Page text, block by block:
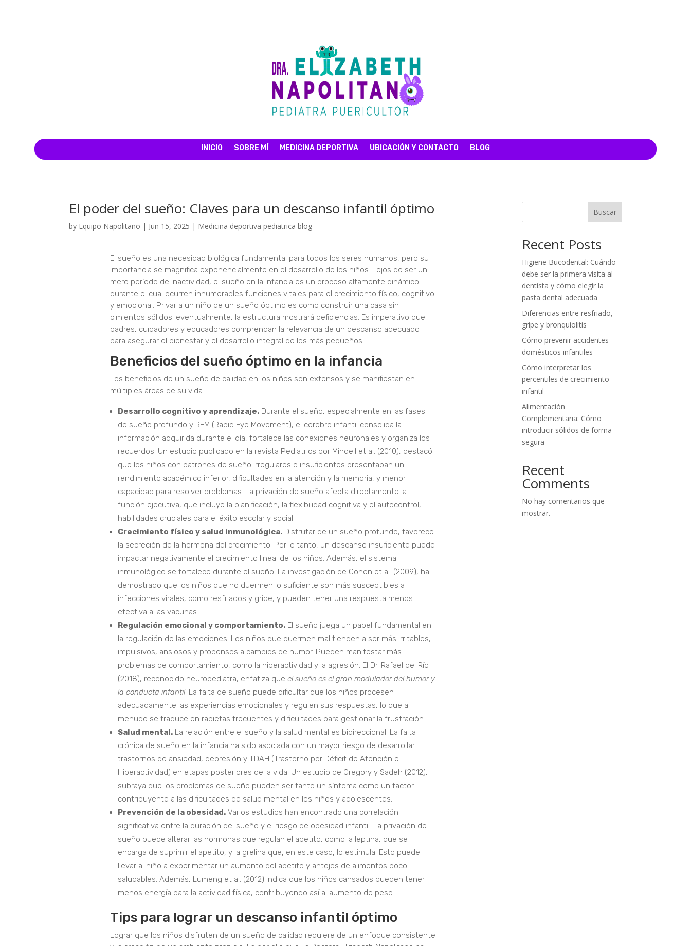
INICIO SOBRE MÍ MEDICINA DEPORTIVA UBICACIÓN Y CONTACTO BLOG
El poder del sueño: Claves para un descanso infantil óptimo
by Equipo Napolitano | Jun 15, 2025 | Medicina deportiva pediatrica blog
El sueño es una necesidad biológica fundamental para todos los seres humanos, pero su
importancia se magnifica exponencialmente en el desarrollo de los niños. Lejos de ser un
mero período de inactividad, el sueño en la infancia es un proceso altamente dinámico
durante el cual ocurren innumerables funciones vitales para el crecimiento físico, cognitivo
y emocional. Privar a un niño de un sueño óptimo es como construir una casa sin
cimientos sólidos; eventualmente, la estructura mostrará deficiencias. Es imperativo que
padres, cuidadores y educadores comprendan la relevancia de un descanso adecuado
para asegurar el bienestar y el desarrollo integral de los más pequeños.
Beneficios del sueño óptimo en la infancia
Los beneficios de un sueño de calidad en los niños son extensos y se manifiestan en
múltiples áreas de su vida.
Desarrollo cognitivo y aprendizaje.Durante el sueño, especialmente en las fases
de sueño profundo y REM (Rapid Eye Movement), el cerebro infantil consolida la
información adquirida durante el día, fortalece las conexiones neuronales y organiza los
recuerdos. Un estudio publicado en la revista Pediatrics por Mindell et al. (2010), destacó
que los niños con patrones de sueño irregulares o insuficientes presentaban un
rendimiento académico inferior, dificultades en la atención y la memoria, y menor
capacidad para resolver problemas. La privación de sueño afecta directamente la
función ejecutiva, que incluye la planificación, la flexibilidad cognitiva y el autocontrol,
habilidades cruciales para el éxito escolar y social.
Crecimiento físico y salud inmunológica.Disfrutar de un sueño profundo, favorece
la secreción de la hormona del crecimiento. Por lo tanto, un descanso insuficiente puede
impactar negativamente el crecimiento lineal de los niños. Además, el sistema
inmunológico se fortalece durante el sueño. La investigación de Cohen et al. (2009), ha
demostrado que los niños que no duermen lo suficiente son más susceptibles a
infecciones virales, como resfriados y gripe, y pueden tener una respuesta menos
efectiva a las vacunas.
Regulación emocional y comportamiento.El sueño juega un papel fundamental en
la regulación de las emociones. Los niños que duermen mal tienden a ser más irritables,
impulsivos, ansiosos y propensos a cambios de humor. Pueden manifestar más
problemas de comportamiento, como la hiperactividad y la agresión. El Dr. Rafael del Río
(2018), reconocido neuropediatra, enfatiza que el sueño es el gran modulador del humor y
la conducta infantil. La falta de sueño puede dificultar que los niños procesen
adecuadamente las experiencias emocionales y regulen sus respuestas, lo que a
menudo se traduce en rabietas frecuentes y dificultades para gestionar la frustración.
Salud mental.La relación entre el sueño y la salud mental es bidireccional. La falta
crónica de sueño en la infancia ha sido asociada con un mayor riesgo de desarrollar
trastornos de ansiedad, depresión y TDAH (Trastorno por Déficit de Atención e
Hiperactividad) en etapas posteriores de la vida. Un estudio de Gregory y Sadeh (2012),
subraya que los problemas de sueño pueden ser tanto un síntoma como un factor
contribuyente a las dificultades de salud mental en los niños y adolescentes.
Prevención de la obesidad.Varios estudios han encontrado una correlación
significativa entre la duración del sueño y el riesgo de obesidad infantil. La privación de
sueño puede alterar las hormonas que regulan el apetito, como la leptina, que se
encarga de suprimir el apetito, y la grelina que, en este caso, lo estimula. Esto puede
llevar al niño a experimentar un aumento del apetito y antojos de alimentos poco
saludables. Además, Lumeng et al. (2012) indica que los niños cansados pueden tener
menos energía para la actividad física, contribuyendo así al aumento de peso.
Tips para lograr un descanso infantil óptimo
Lograr que los niños disfruten de un sueño de calidad requiere de un enfoque consistente
Buscar
Recent Posts
Higiene Bucodental: Cuándo
debe ser la primera visita al
dentista y cómo elegir la
pasta dental adecuada
Diferencias entre resfriado,
gripe y bronquiolitis
Cómo prevenir accidentes
domésticos infantiles
Cómo interpretar los
percentiles de crecimiento
infantil
Alimentación
Complementaria: Cómo
introducir sólidos de forma
segura
Recent
Comments
No hay comentarios que
mostrar.